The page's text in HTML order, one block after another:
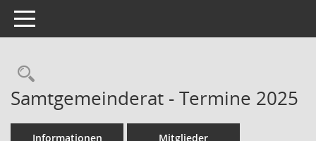
Toggle navigation
Rechercheauswahl
Samtgemeinderat - Termine 2025
Informationen Mitglieder